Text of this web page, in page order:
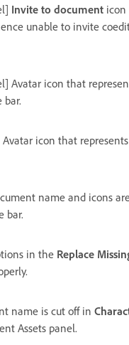
Invite to document icon
unable to invite
Avatar icon that
Avatar icon that
name and icons
bar.
in the Replace
name is cut off in
Assets panel.